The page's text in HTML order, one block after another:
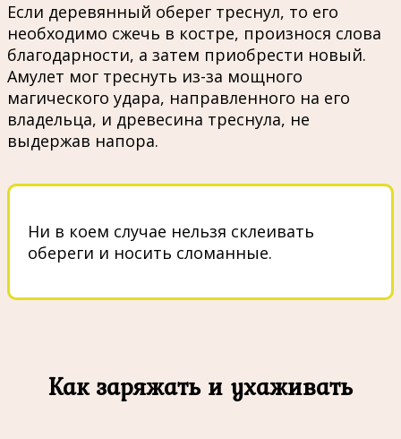
Если деревянный оберег треснул, то его
необходимо сжечь в костре, произнося слова
благодарности, а затем приобрести новый.
Амулет мог треснуть из-за мощного
магического удара, направленного на его
владельца, и древесина треснула, не
выдержав напора.
Ни в коем случае нельзя склеивать
обереги и носить сломанные.
Как заряжать и ухаживать